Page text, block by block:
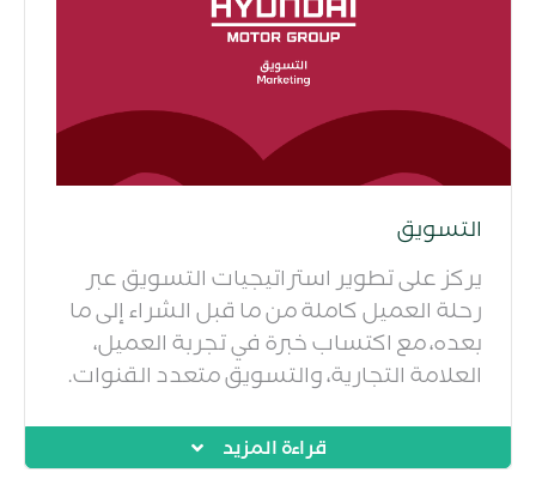
التسويق
يركز على تطوير استراتيجيات التسويق عبر
رحلة العميل كاملة من ما قبل الشراء إلى ما
بعده، مع اكتساب خبرة في تجربة العميل،
العلامة التجارية، والتسويق متعدد القنوات.
قراءة المزيد